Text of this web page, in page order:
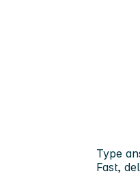
Type
Fast,